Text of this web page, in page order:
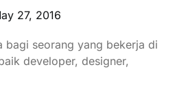
27, 2016
bagi seorang yang bekerja di
developer, designer,